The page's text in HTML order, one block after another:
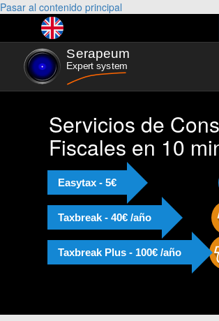
Pasar al contenido principal
Servicios de
Fiscales en 10
Easytax - 5€
Taxbreak - 40€ /año
Taxbreak Plus - 100€ /año